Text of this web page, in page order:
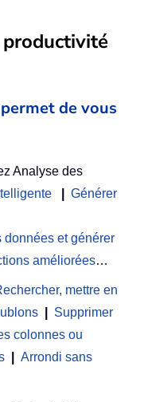
de vous
Analyse des
Générer
données et générer
améliorées…
mettre en
Supprimer
colonnes ou
Arrondi sans